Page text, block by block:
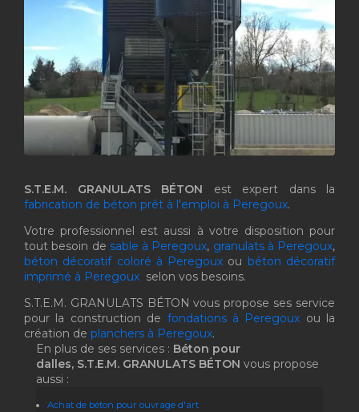
S.T.E.M. GRANULATS BÉTON est expert dans la
fabrication de béton prêt à l'emploi à Peregoux.
Votre professionnel est aussi à votre disposition pour
tout besoin de sable à Peregoux, granulats à Peregoux,
béton décoratif coloré à Peregoux ou béton décoratif
imprimé à Peregoux selon vos besoins.
S.T.E.M. GRANULATS BÉTON vous propose ses service
pour la construction de fondations à Peregoux ou la
création de planchers à Peregoux.
En plus de ses services : Béton pour
dalles, S.T.E.M. GRANULATS BÉTON vous propose
aussi :
Achat de béton pour ouvrage d'art